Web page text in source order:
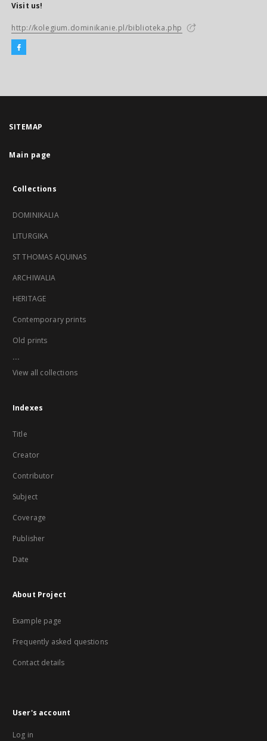
Visit us!
http://kolegium.dominikanie.pl/biblioteka.php
SITEMAP
Main page
Collections
DOMINIKALIA
LITURGIKA
ST THOMAS AQUINAS
ARCHIWALIA
HERITAGE
Contemporary prints
Old prints
...
View all collections
Indexes
Title
Creator
Contributor
Subject
Coverage
Publisher
Date
About Project
Example page
Frequently asked questions
Contact details
User's account
Log in